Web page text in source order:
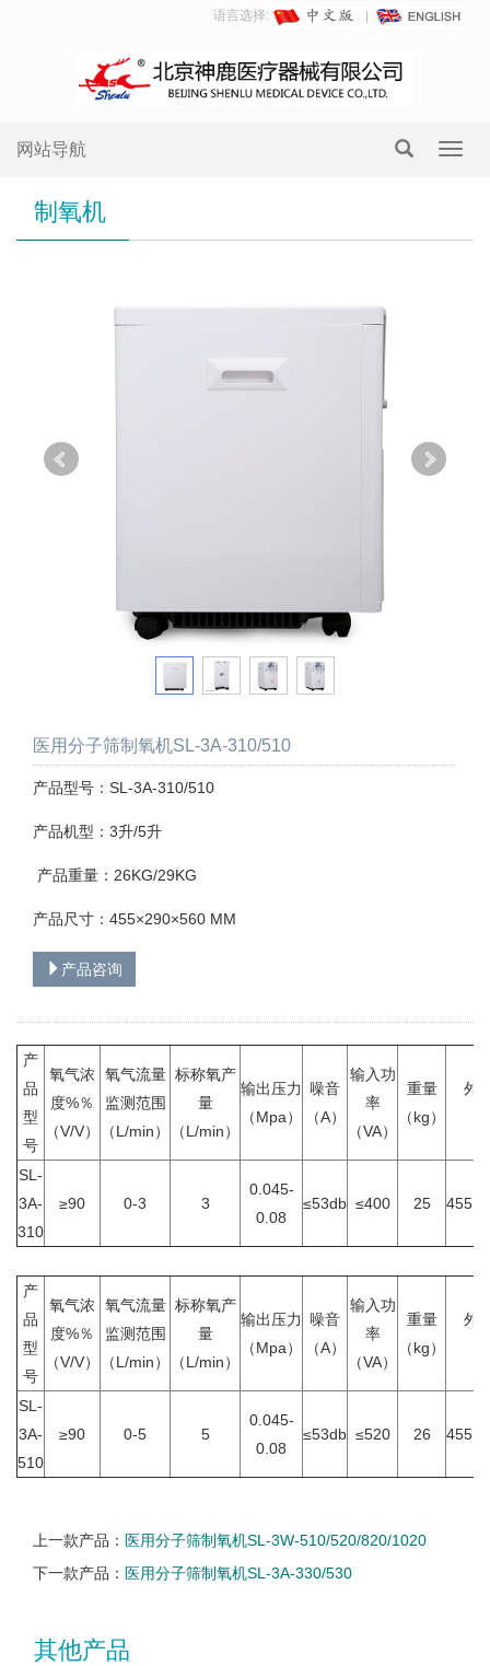
语言选择:
网站导航
制氧机
医用分子筛制氧机SL-3A-310/510
产品型号：SL-3A-310/510
产品机型：3升/5升
产品重量：26KG/29KG
产品尺寸：455×290×560 MM
产品咨询
产
品
型
号
氧气浓
度%％
（V/V）
氧气流量
监测范围
（L/min）
标称氧产
量
（L/min）
输出压力
（Mpa）
噪音
（A）
输入功
率
（VA）
重量
（kg）
外
SL-
3A-
310
≥90 0-3 3
0.045-
0.08
≤53db ≤400 25
产
品
型
号
氧气浓
度%％
（V/V）
氧气流量
监测范围
（L/min）
标称氧产
量
（L/min）
输出压力
（Mpa）
噪音
（A）
输入功
率
（VA）
重量
（kg）
外
SL-
3A-
510
≥90 0-5 5
0.045-
0.08
≤53db ≤520 26
上一款产品： 医用分子筛制氧机SL-3W-510/520/820/1020
下一款产品： 医用分子筛制氧机SL-3A-330/530
其他产品